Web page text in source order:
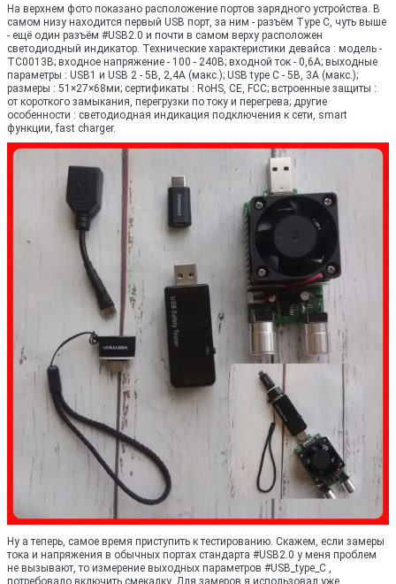
На верхнем фото показано расположение портов зарядного устройства. В
самом низу находится первый USB порт, за ним - разъём Type C, чуть выше
- ещё один разъём #USB2.0 и почти в самом верху расположен
светодиодный индикатор. Технические характеристики девайса : модель -
TC0013B; входное напряжение - 100 - 240В; входной ток - 0,6А; выходные
параметры : USB1 и USB 2 - 5В, 2,4А (макс.); USB type C - 5В, 3А (макс.);
размеры : 51×27×68ми; сертификаты : RoHS, CE, FCC; встроенные защиты :
от короткого замыкания, перегрузки по току и перегрева; другие
особенности : светодиодная индикация подключения к сети, smart
функции, fast charger.
Ну а теперь, самое время приступить к тестированию. Скажем, если замеры
тока и напряжения в обычных портах стандарта #USB2.0 у меня проблем
не вызывают, то измерение выходных параметров #USB_type_C ,
потребовало включить смекалку. Для замеров я использовал уже